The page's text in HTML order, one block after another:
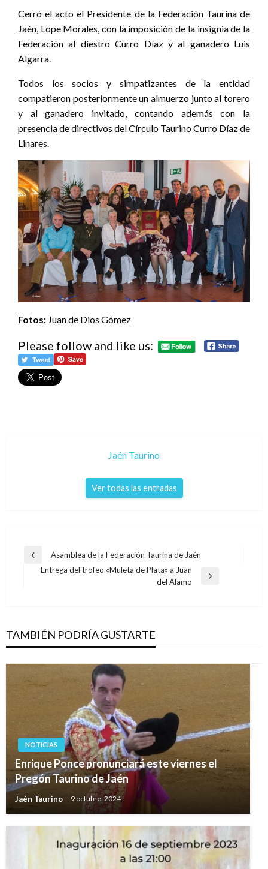
Cerró el acto el Presidente de la Federación Taurina de
Jaén, Lope Morales, con la imposición de la insignia de la
Federación al diestro Curro Díaz y al ganadero Luis
Algarra.
Todos los socios y simpatizantes de la entidad
compatieron posteriormente un almuerzo junto al torero
y al ganadero invitado, contando además con la
presencia de directivos del Círculo Taurino Curro Díaz de
Linares.
Fotos: Juan de Dios Gómez
Please follow and like us:
Jaén Taurino
Ver todas las entradas
Navegación
Entrada
anterior
Asamblea de la Federación Taurina de Jaén
Entrega del trofeo «Muleta de Plata» a Juan
del Álamo
TAMBIÉN PODRÍA GUSTARTE
NOTICIAS
Enrique Ponce pronunciará este viernes el
Pregón Taurino de Jaén
Jaén Taurino 9 octubre, 2024